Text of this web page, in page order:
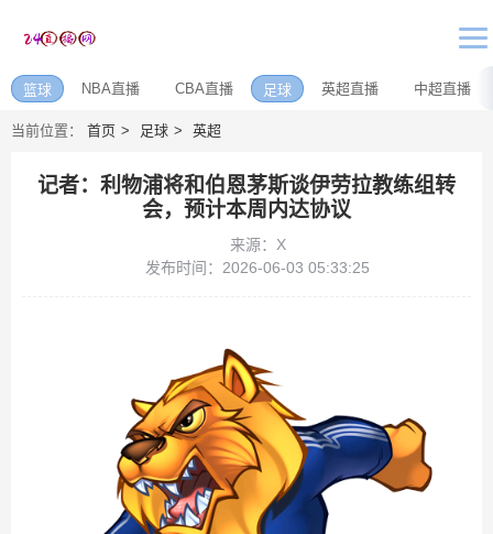
篮球 NBA直播 CBA直播 足球 英超直播 中超直播
当前位置： 首页 足球 英超
记者：利物浦将和伯恩茅斯谈伊劳拉教练组转
会，预计本周内达协议
来源：X
发布时间：2026-06-03 05:33:25